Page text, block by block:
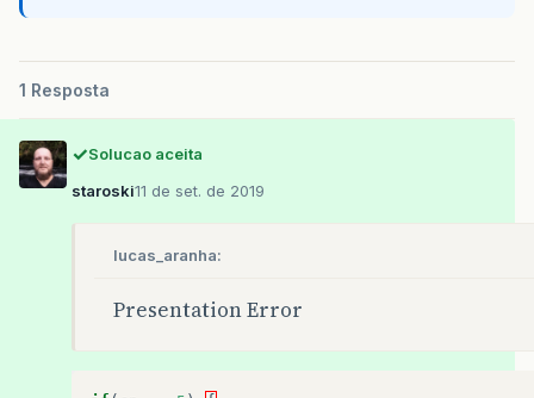
1 Resposta
Solucao aceita
staroski11 de set. de 2019
lucas_aranha:
Presentation Error